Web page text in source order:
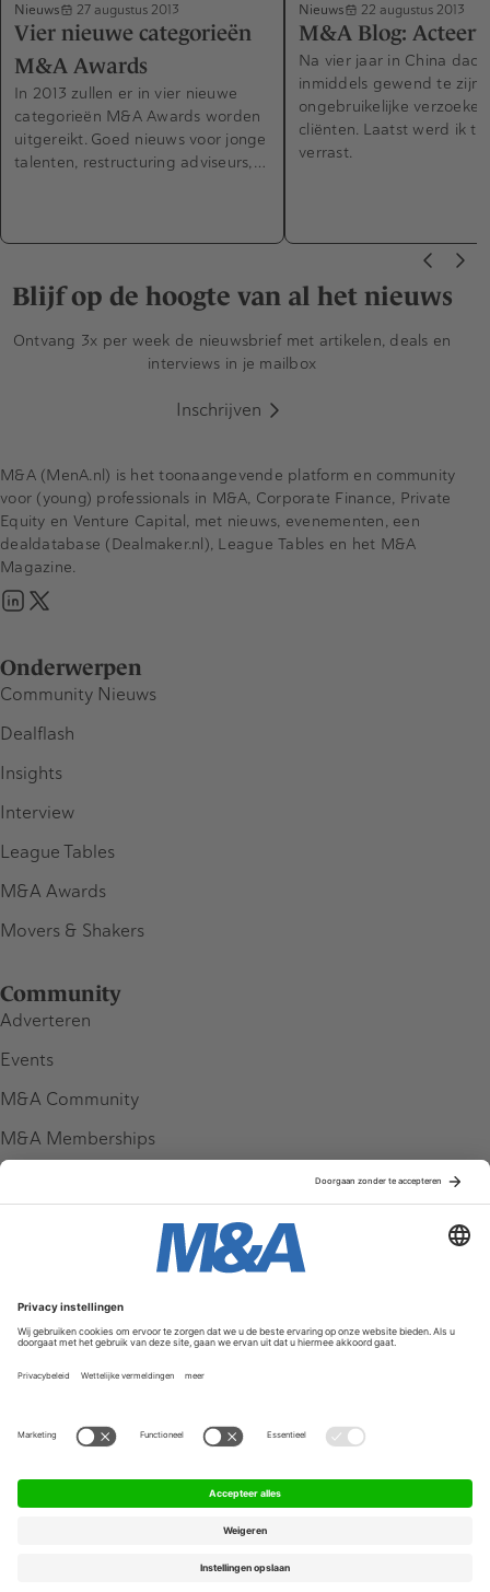
Nieuws 27 augustus 2013
Vier nieuwe categorieën
M&A Awards
In 2013 zullen er in vier nieuwe
categorieën M&A Awards worden
uitgereikt. Goed nieuws voor jonge
talenten, restructuring adviseurs,…
Nieuws 22 augustus 2013
M&A Blog:
Na vier jaar in China
inmiddels gewend te zijn
ongebruikelijke
cliënten. Laatst werd ik
verrast.
Blijf op de hoogte van al het nieuws
Ontvang 3x per week de nieuwsbrief met artikelen, deals en
interviews in je mailbox
Inschrijven
Onderwerpen
Community Nieuws
Dealflash
Insights
Interview
League Tables
M&A Awards
Movers & Shakers
Community
Adverteren
Events
M&A Community
M&A Memberships
Service & Contact
Contact
FAQ
Werken bij ons
Algemene Voorwaarden
M&A (MenA.nl) is het toonaangevende platform en community
voor (young) professionals in M&A, Corporate Finance, Private
Equity en Venture Capital, met nieuws, evenementen, een
dealdatabase (Dealmaker.nl), League Tables en het M&A
Magazine.